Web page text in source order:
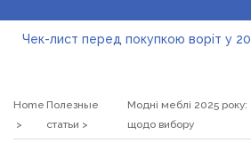
Чек-лист перед покупкою воріт у
Як швидко отримати ліцензію на
типові помилки, відмова та як її
Home Полезные
статьи
Модні меблі 2025 року:
щодо вибору